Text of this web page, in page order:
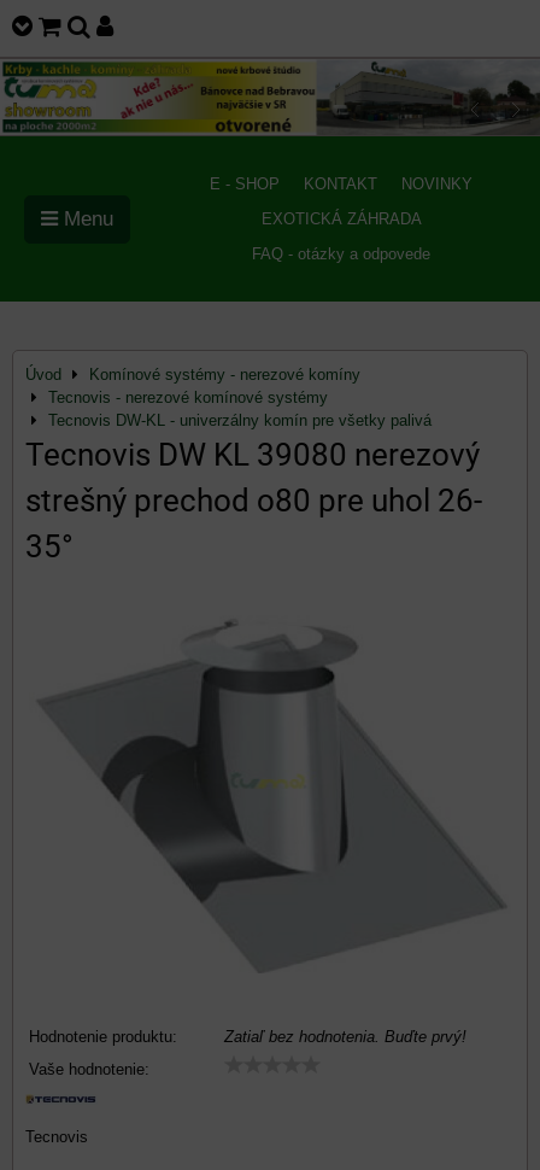
E - SHOP KONTAKT
NOVINKY
EXOTICKÁ ZÁHRADA
FAQ - otázky a odpovede
Menu
Úvod
Komínové systémy - nerezové komíny
Tecnovis - nerezové komínové systémy
Tecnovis DW-KL - univerzálny komín pre všetky palivá
Tecnovis DW KL 39080 nerezový
strešný prechod o80 pre uhol 26-
35°
Hodnotenie produktu:
Zatiaľ bez hodnotenia. Buďte prvý!
Vaše hodnotenie:
Tecnovis